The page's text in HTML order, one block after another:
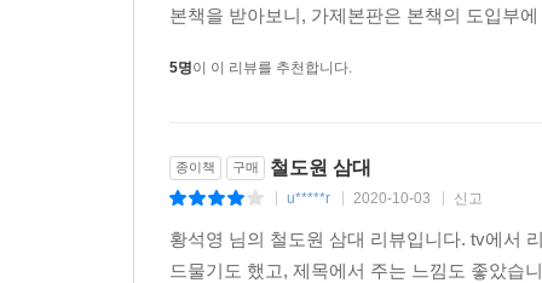
본책을 받아보니, 가제본판은 본책의 도입부
5명이 이 리뷰를 추천합니다.
종이책 구매 철도원 삼대
u*****r 2020-10-03 신고
황석영 님의 철도원 삼대 리뷰입니다. tv에서
드물기도 했고, 제목에서 주는 느낌도 좋았습